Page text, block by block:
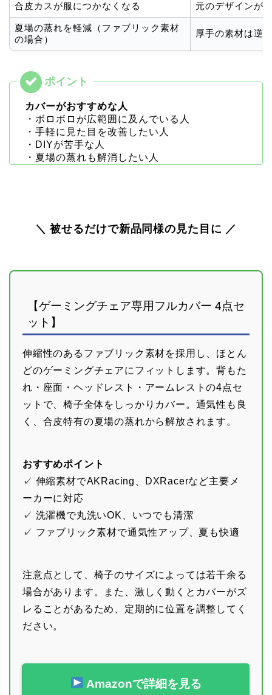
合皮カスが服につかなくなる 元のデザインが
夏場の蒸れを軽減（ファブリック素材
の場合）
厚手の素材は逆
カバーがおすすめな人
・ボロボロが広範囲に及んでいる人
・手軽に見た目を改善したい人
・DIYが苦手な人
・夏場の蒸れも解消したい人
＼ 被せるだけで新品同様の見た目に ／
【ゲーミングチェア専用フルカバー 4点セ
ット】
伸縮性のあるファブリック素材を採用し、ほとん
どのゲーミングチェアにフィットします。背もた
れ・座面・ヘッドレスト・アームレストの4点セ
ットで、椅子全体をしっかりカバー。通気性も良
く、合皮特有の夏場の蒸れから解放されます。
おすすめポイント
✓ 伸縮素材でAKRacing、DXRacerなど主要メ
ーカーに対応
✓ 洗濯機で丸洗いOK、いつでも清潔
✓ ファブリック素材で通気性アップ、夏も快適
注意点として、椅子のサイズによっては若干余る
場合があります。また、激しく動くとカバーがズ
レることがあるため、定期的に位置を調整してく
ださい。
Amazonで詳細を見る